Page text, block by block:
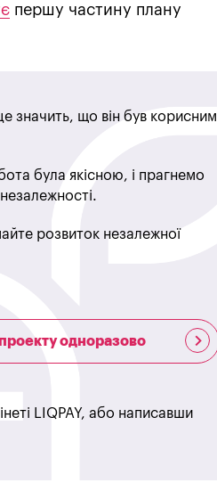
першу частину плану
значить, що він був корисним
була якісною, і прагнемо
розвиток незалежної
одноразово
LIQPAY, або написавши